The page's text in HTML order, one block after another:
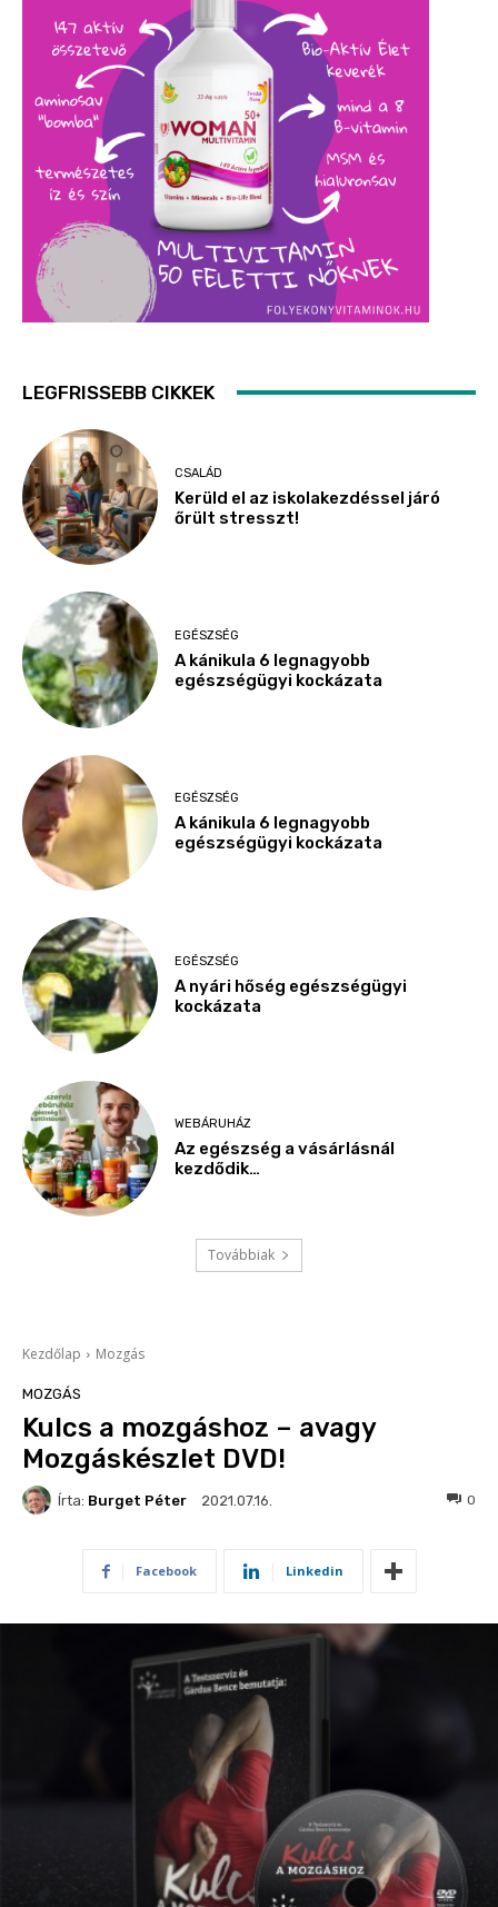
LEGFRISSEBB CIKKEK
CSALÁD
Kerüld el az iskolakezdéssel járó
őrült stresszt!
EGÉSZSÉG
A kánikula 6 legnagyobb
egészségügyi kockázata
EGÉSZSÉG
A kánikula 6 legnagyobb
egészségügyi kockázata
EGÉSZSÉG
A nyári hőség egészségügyi
kockázata
WEBÁRUHÁZ
Az egészség a vásárlásnál
kezdődik…
Továbbiak